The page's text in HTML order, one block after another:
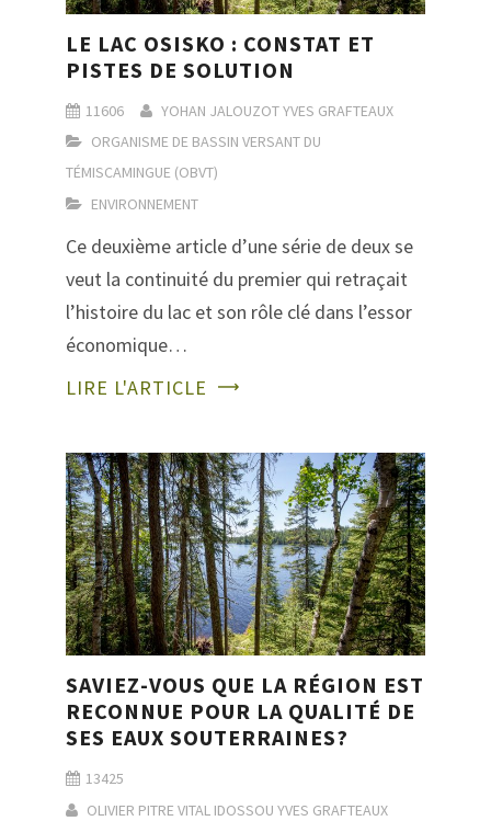
LE LAC OSISKO : CONSTAT ET
PISTES DE SOLUTION
11606 YOHAN JALOUZOTYVES GRAFTEAUX
ORGANISME DE BASSIN VERSANT DU
TÉMISCAMINGUE (OBVT)
ENVIRONNEMENT
Ce deuxième article d’une série de deux se
veut la continuité du premier qui retraçait
l’histoire du lac et son rôle clé dans l’essor
économique…
LIRE L'ARTICLE
SAVIEZ-VOUS QUE LA RÉGION EST
RECONNUE POUR LA QUALITÉ DE
SES EAUX SOUTERRAINES?
13425
OLIVIER PITRE VITAL IDOSSOU YVES GRAFTEAUX